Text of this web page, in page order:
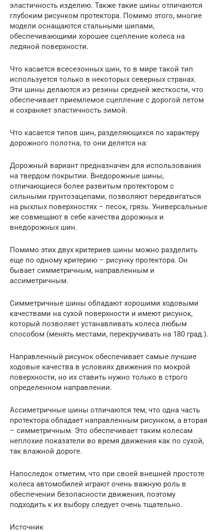
эластичность изделию. Также такие шины отличаются
глубоким рисунком протектора. Помимо этого, многие
модели оснащаются стальными шипами,
обеспечивающими хорошее сцепление колеса на
ледяной поверхности.
Что касается всесезонных шин, то в мире такой тип
используется только в некоторых северных странах.
Эти шины делаются из резины средней жесткости, что
обеспечивает приемлемое сцепление с дорогой летом
и сохраняет эластичность зимой.
Что касается типов шин, разделяющихся по характеру
дорожного полотна, то они делятся на:
Дорожный вариант предназначен для использования
на твердом покрытии. Внедорожные шины,
отличающиеся более развитым протектором с
сильными грунтозацепами, позволяют передвигаться
на рыхлых поверхностях – песок, грязь. Универсальные
же совмещают в себе качества дорожных и
внедорожных шин.
Помимо этих двух критериев шины можно разделить
еще по одному критерию – рисунку протектора. Он
бывает симметричным, направленным и
ассиметричным.
Симметричные шины обладают хорошими ходовыми
качествами на сухой поверхности и имеют рисунок,
который позволяет устанавливать колеса любым
способом (менять местами, перекручивать на 180 град.).
Направленный рисунок обеспечивает самые лучшие
ходовые качества в условиях движения по мокрой
поверхности, но их ставить нужно только в строго
определенном направлении.
Ассиметричные шины отличаются тем, что одна часть
протектора обладает направленным рисунком, а вторая
– симметричным. Это обеспечивает таким колесам
неплохие показатели во время движения как по сухой,
так влажной дороге.
Напоследок отметим, что при своей внешней простоте
колеса автомобилей играют очень важную роль в
обеспечении безопасности движения, поэтому
подходить к их выбору следует очень тщательно.
Источник